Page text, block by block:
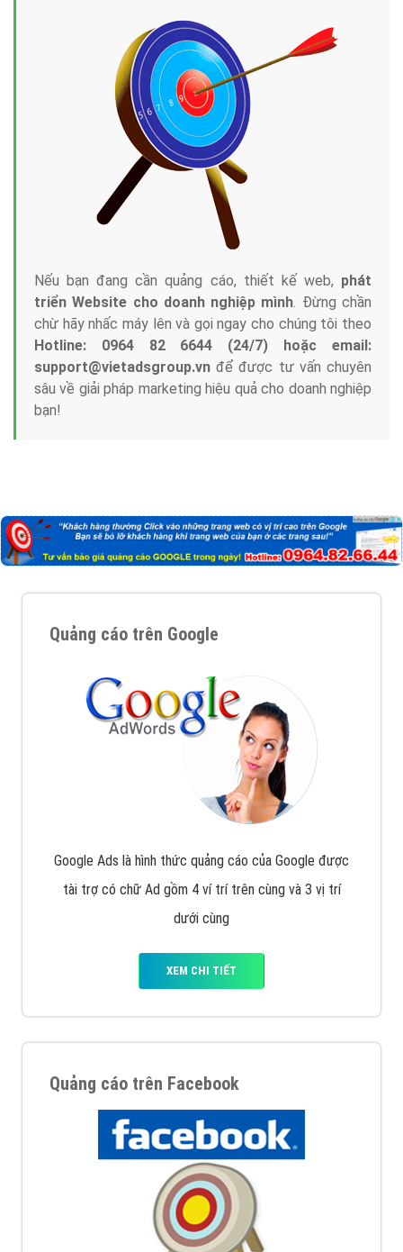
Nếu bạn đang cần quảng cáo, thiết kế web, phát
triển Website cho doanh nghiệp mình. Đừng chần
chừ hãy nhấc máy lên và gọi ngay cho chúng tôi theo
Hotline: 0964 82 6644 (24/7) hoặc email:
support@vietadsgroup.vn để được tư vấn chuyên
sâu về giải pháp marketing hiệu quả cho doanh nghiệp
bạn!
Quảng cáo trên Google
Google Ads là hình thức quảng cáo của Google được
tài trợ có chữ Ad gồm 4 ví trí trên cùng và 3 vị trí
dưới cùng
XEM CHI TIẾT
Quảng cáo trên Facebook